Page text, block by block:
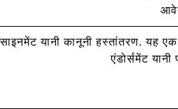
यानी कानूनी हस्तांतरण. यह
एंडोर्समेंट